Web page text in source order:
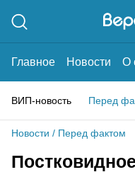
Главное Новости О
ВИП-новость Перед
Новости / Перед фактом